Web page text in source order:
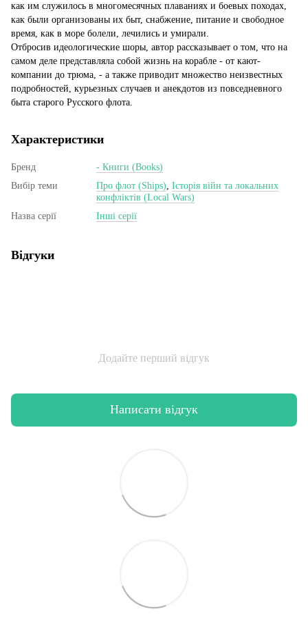
как им служилось в многомесячных плаваниях и боевых походах,
как были организованы их быт, снабжение, питание и свободное
время, как в море болели, лечились и умирали.
Отбросив идеологические шоры, автор рассказывает о том, что на
самом деле представляла собой жизнь на корабле - от кают-
компании до трюма, - а также приводит множество неизвестных
подробностей, курьезных случаев и анекдотов из повседневного
быта старого Русского флота.
Характеристики
Бренд
- Книги (Books)
Вибір теми
Про флот (Ships) Історія війн та локальних
конфліктів (Local Wars)
Назва серії
Інші серії
Відгуки
Додайте перший відгук
Написати відгук